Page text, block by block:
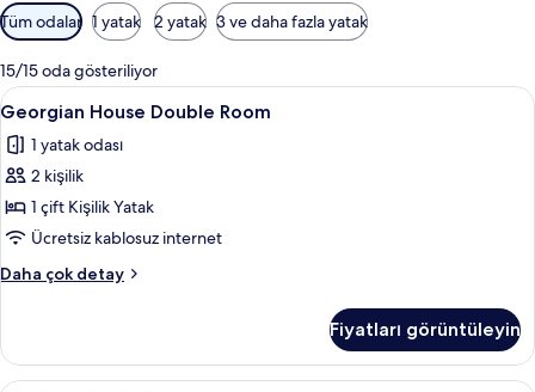
Odalar
için
mevcut
filtreler
Tüm odalar 1 yatak 2 yatak 3 ve daha fazla yatak
15/15 oda gösteriliyor
Georgian
House
Double
Room
için
tüm
fotoğrafları
görün
Georgian House Double Room |
7
Georgian House Double Room
1 yatak odası
2 kişilik
1 çift Kişilik Yatak
Ücretsiz kablosuz internet
Daha çok detay
Georgian
hakkında
daha
Fiyatları görüntüleyin